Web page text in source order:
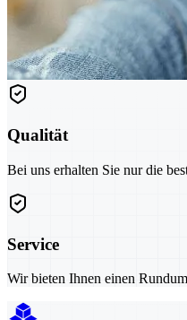
Qualität
Bei uns erhalten Sie nur die
Service
Wir bieten Ihnen einen